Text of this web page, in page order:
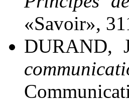
«Savoir»,
DURAND,